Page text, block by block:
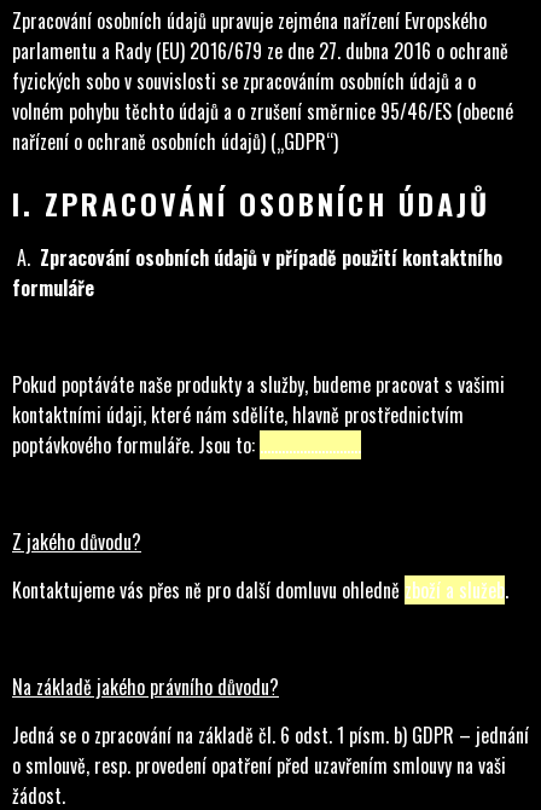
Zpracování osobních údajů upravuje zejména nařízení Evropského
parlamentu a Rady (EU) 2016/679 ze dne 27. dubna 2016 o ochraně
fyzických sobo v souvislosti se zpracováním osobních údajů a o
volném pohybu těchto údajů a o zrušení směrnice 95/46/ES (obecné
nařízení o ochraně osobních údajů) („GDPR“)
I. ZPRACOVÁNÍ OSOBNÍCH ÚDAJŮ
A. Zpracování osobních údajů v případě použití kontaktního
formuláře
Pokud poptáváte naše produkty a služby, budeme pracovat s vašimi
kontaktními údaji, které nám sdělíte, hlavně prostřednictvím
poptávkového formuláře. Jsou to: ……………………….
Z jakého důvodu?
Kontaktujeme vás přes ně pro další domluvu ohledně zboží a služeb.
Na základě jakého právního důvodu?
Jedná se o zpracování na základě čl. 6 odst. 1 písm. b) GDPR – jednání
o smlouvě, resp. provedení opatření před uzavřením smlouvy na vaši
žádost.